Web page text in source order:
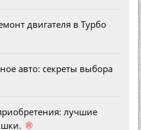
двигателя в Турбо
авто: секреты выбора
лучшие
®